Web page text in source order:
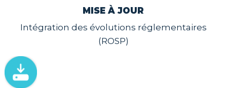
MISE À JOUR
Intégration des évolutions réglementaires
(ROSP)